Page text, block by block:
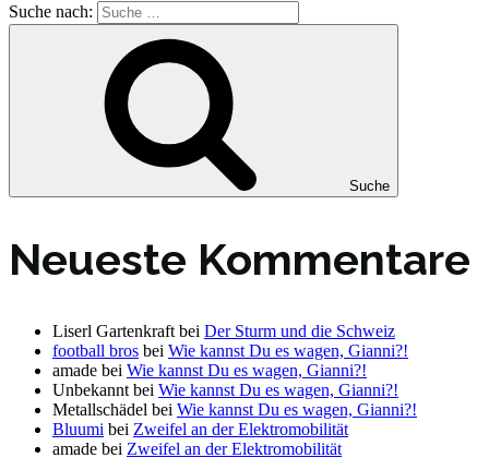
Suche nach:
Suche
Neueste Kommentare
Liserl Gartenkraft bei Der Sturm und die Schweiz
football bros bei Wie kannst Du es wagen, Gianni?!
amade bei Wie kannst Du es wagen, Gianni?!
Unbekannt bei Wie kannst Du es wagen, Gianni?!
Metallschädel bei Wie kannst Du es wagen, Gianni?!
Bluumi bei Zweifel an der Elektromobilität
amade bei Zweifel an der Elektromobilität